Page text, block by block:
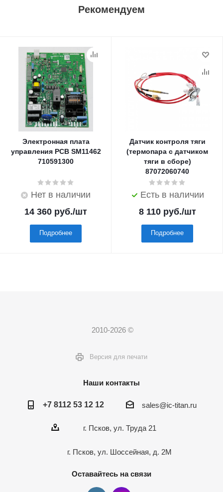
Рекомендуем
Электронная плата
управления PCB SM11462
710591300
Нет в наличии
14 360 руб./шт
Подробнее
Датчик контроля тяги
(термопара с датчиком
тяги в сборе)
87072060740
Есть в наличии
8 110руб./шт
Подробнее
2010-2026 ©
Версия для печати
Наши контакты
+7 8112 53 12 12 sales@ic-titan.ru
г. Псков, ул. Труда 21
г. Псков, ул. Шоссейная, д. 2М
Оставайтесь на связи